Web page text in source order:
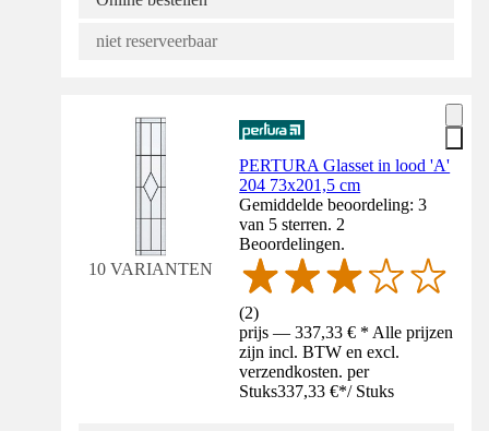
niet reserveerbaar
10 VARIANTEN
PERTURA Glasset in lood 'A'
204 73x201,5 cm
Gemiddelde beoordeling: 3
van 5 sterren. 2
Beoordelingen.
(2)
prijs — 337,33 € * Alle prijzen
zijn incl. BTW en excl.
verzendkosten. per
Stuks337,33 €*/ Stuks